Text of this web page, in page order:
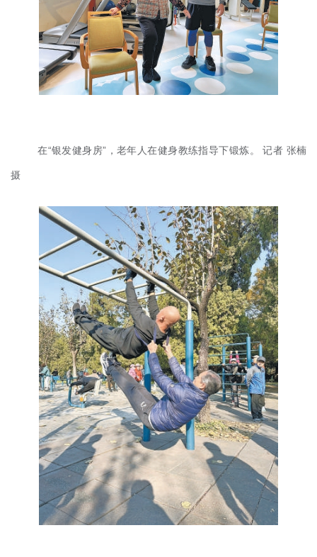
在“银发健身房”，老年人在健身教练指导下锻炼。 记者 张楠
摄